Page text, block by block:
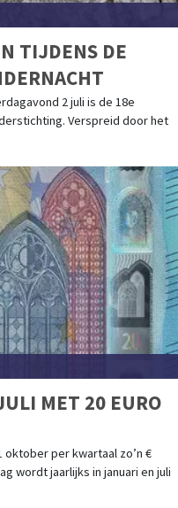
TIJDENS DE
2 juli is de 18e
Verspreid door het
MET 20 EURO
oktober per kwartaal zo’n €
wordt jaarlijks in januari en juli